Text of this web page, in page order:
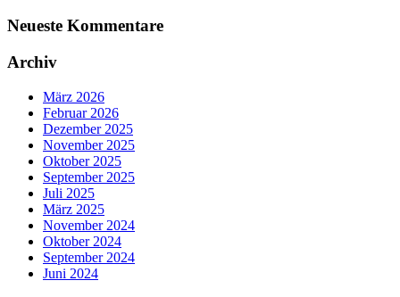
Neueste Kommentare
Archiv
März 2026
Februar 2026
Dezember 2025
November 2025
Oktober 2025
September 2025
Juli 2025
März 2025
November 2024
Oktober 2024
September 2024
Juni 2024